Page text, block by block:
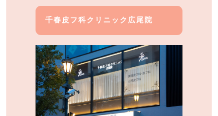
千春皮フ科クリニック広尾院